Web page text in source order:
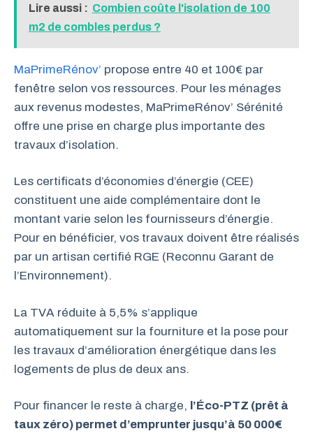
Lire aussi : Combien coûte l'isolation de 100
m2 de combles perdus ?
MaPrimeRénov’ propose entre 40 et 100€ par
fenêtre selon vos ressources. Pour les ménages
aux revenus modestes, MaPrimeRénov’ Sérénité
offre une prise en charge plus importante des
travaux d’isolation.
Les certificats d’économies d’énergie (CEE)
constituent une aide complémentaire dont le
montant varie selon les fournisseurs d’énergie.
Pour en bénéficier, vos travaux doivent être réalisés
par un artisan certifié RGE (Reconnu Garant de
l’Environnement).
La TVA réduite à 5,5% s’applique
automatiquement sur la fourniture et la pose pour
les travaux d’amélioration énergétique dans les
logements de plus de deux ans.
Pour financer le reste à charge, l’Éco-PTZ (prêt à
taux zéro) permet d’emprunter jusqu’à 50 000€